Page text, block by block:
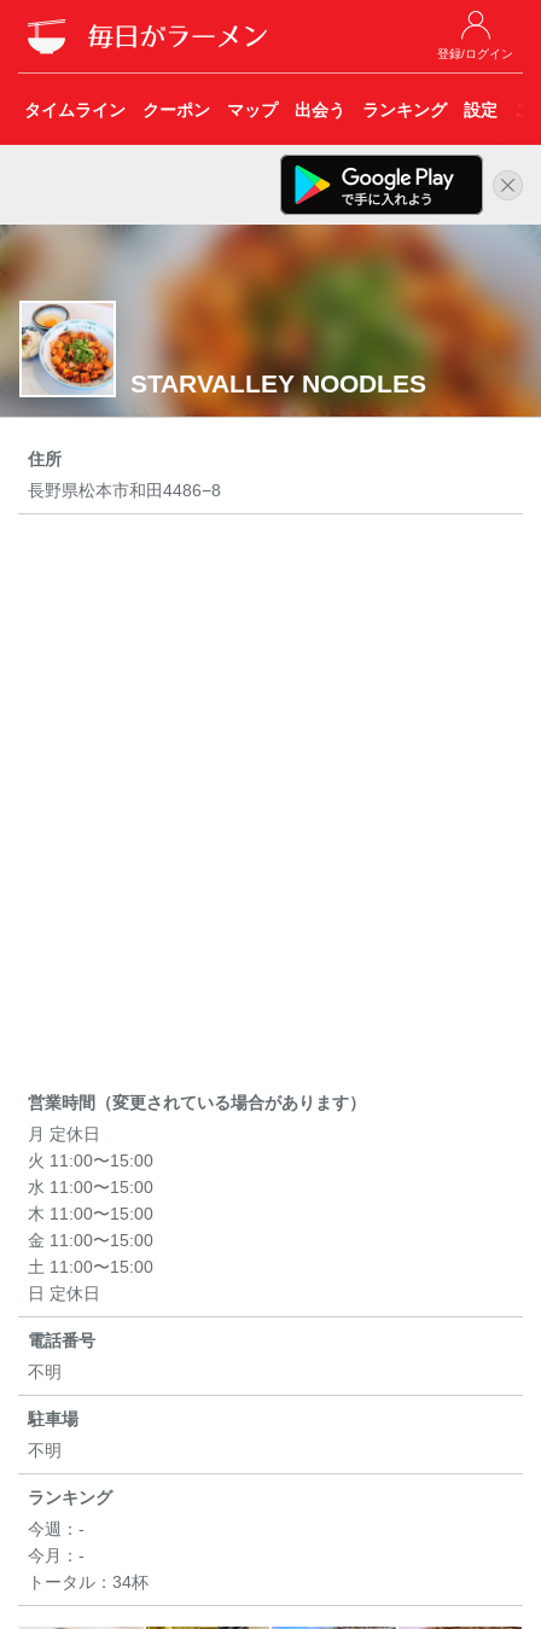
登録/ログイン
タイムライン クーポン マップ 出会う ランキング 設定 こ
STARVALLEY NOODLES
住所
長野県松本市和田4486−8
営業時間（変更されている場合があります）
月 定休日
火 11:00〜15:00
水 11:00〜15:00
木 11:00〜15:00
金 11:00〜15:00
土 11:00〜15:00
日 定休日
電話番号
不明
駐車場
不明
ランキング
今週： -
今月： -
トータル： 34杯